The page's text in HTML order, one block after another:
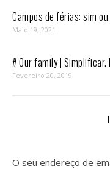
Campos de férias: sim
Maio 19, 2021
# Our family |
Fevereiro 20, 2019
O seu endereço de